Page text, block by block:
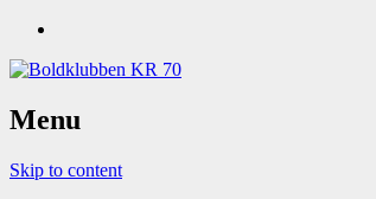
Menu
Skip to content